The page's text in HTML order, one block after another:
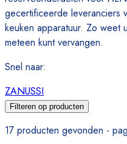
gecertificeerde leveranciers
keuken apparatuur. Zo weet
meteen kunt vervangen.
Snel naar:
ZANUSSI
Filteren op producten
17 producten gevonden -